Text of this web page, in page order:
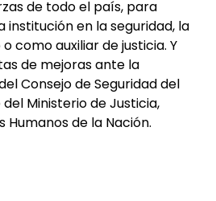
de todo el país, para
institución en la seguridad, la
como auxiliar de justicia. Y
de mejoras ante la
Consejo de Seguridad del
Ministerio de Justicia,
Humanos de la Nación.